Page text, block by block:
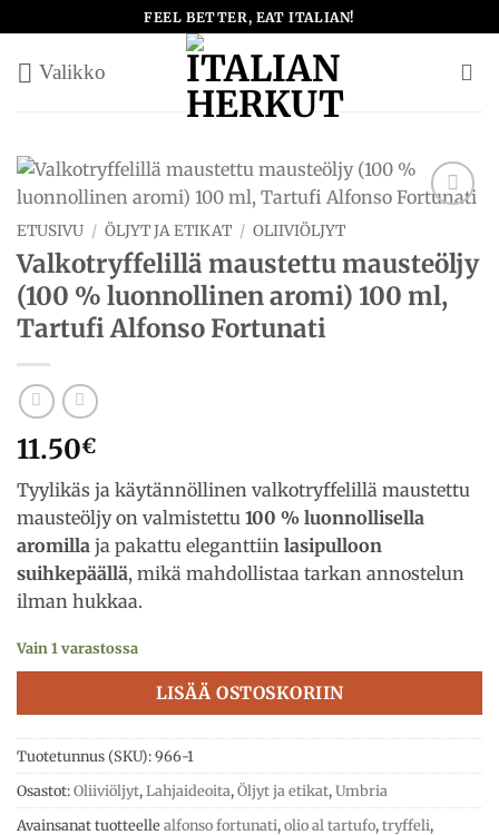
to
content
FEEL BETTER, EAT ITALIAN!
ETUSIVU / ÖLJYT JA ETIKAT / OLIIVIÖLJYT
Valkotryffelillä maustettu mausteöljy
(100 % luonnollinen aromi) 100 ml,
Tartufi Alfonso Fortunati
11.50€
Tyylikäs ja käytännöllinen valkotryffelillä maustettu
mausteöljy on valmistettu 100 % luonnollisella
aromilla ja pakattu eleganttiin lasipulloon
suihkepäällä, mikä mahdollistaa tarkan annostelun
ilman hukkaa.
Vain 1 varastossa
LISÄÄ OSTOSKORIIN
Tuotetunnus (SKU):966-1
Osastot:Oliiviöljyt,Lahjaideoita,Öljyt ja etikat,Umbria
Avainsanat tuotteellealfonso fortunati,olio al tartufo,tryffeli,